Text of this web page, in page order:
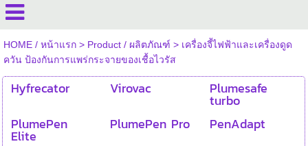
HOME / หน้าแรก> Product / ผลิตภัณฑ์ > เครื่องจี้ไฟฟ้าและเครื่องดูด
ควัน ป้องกันการแพร่กระจายของเชื้อไวรัส
Hyfrecator Virovac Plumesafe
turbo
PlumePen
Elite
PlumePen Pro
PenAdapt